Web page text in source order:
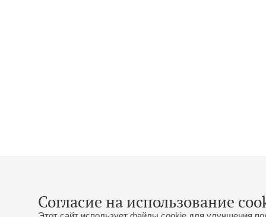
Согласие на использование